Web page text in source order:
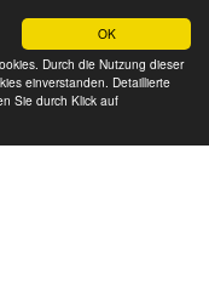
OK
Durch die Nutzung dieser
einverstanden. Detaillierte
Sie durch Klick auf